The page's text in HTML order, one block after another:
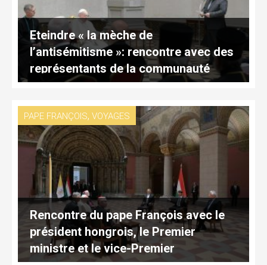
Eteindre « la mèche de
l’antisémitisme »: rencontre avec des
représentants de la communauté
juive
PAPE FRANÇOIS, VOYAGES
Rencontre du pape François avec le
président hongrois, le Premier
ministre et le vice-Premier